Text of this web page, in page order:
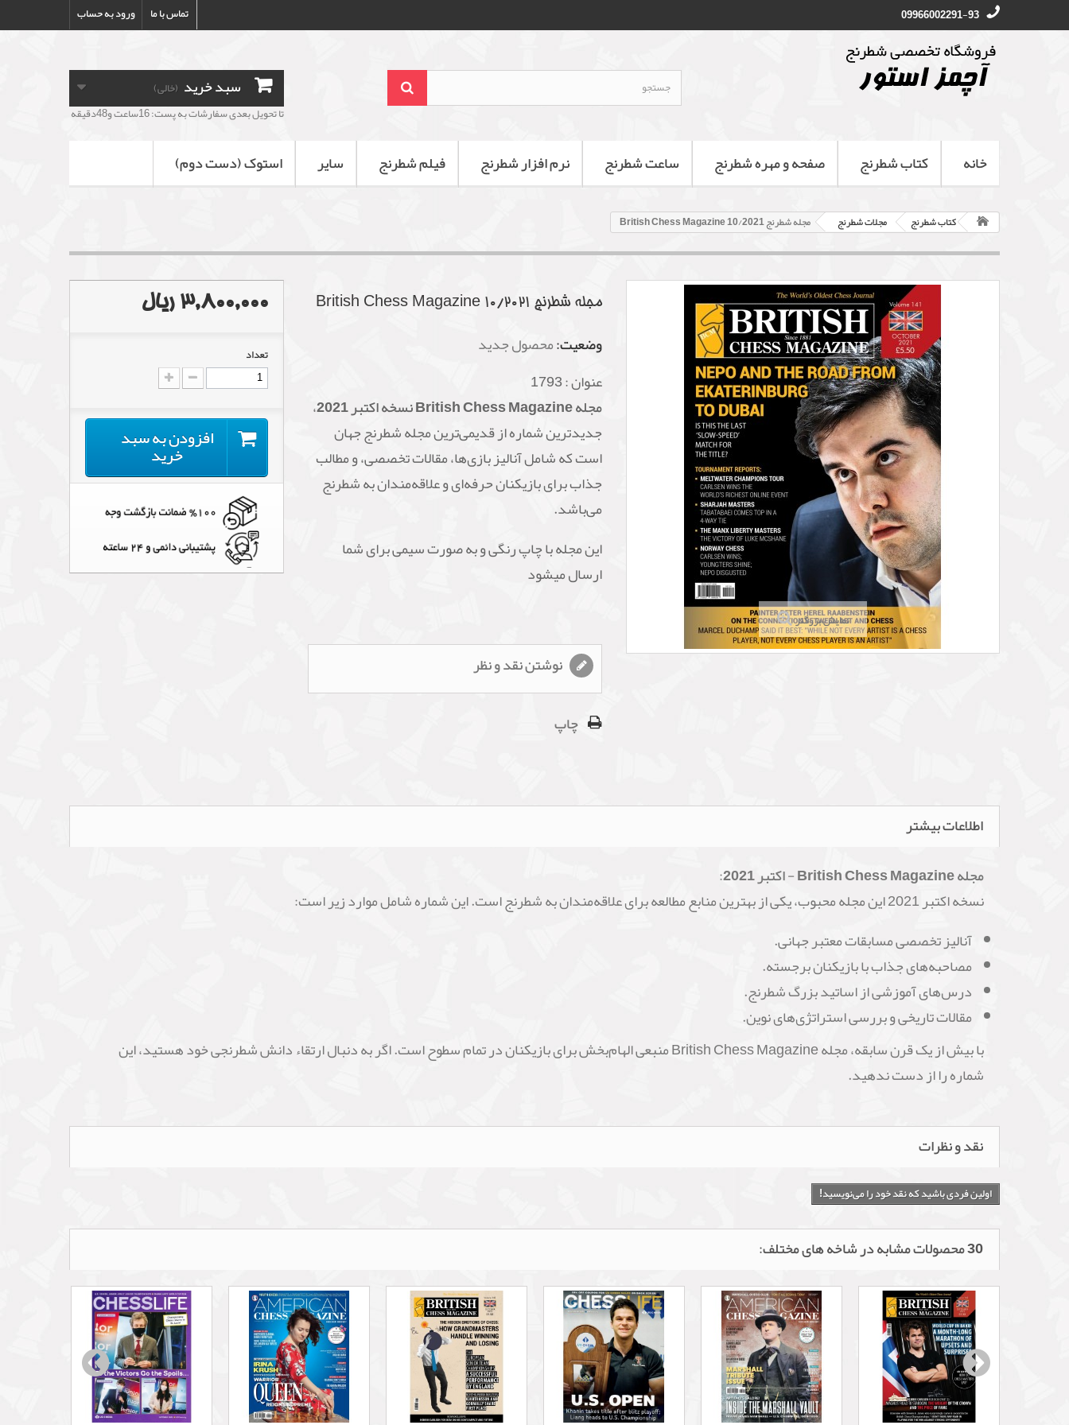
ورود به حساب تماس با ما 09966002291-93
سبد خرید (خالی)
تا تحویل بعدی سفارشات به پست: 16ساعت و48دقیقه
خانه کتاب شطرنج صفحه و مهره شطرنج ساعت شطرنج نرم افزار شطرنج فیلم شطرنج سایر استوک (دست دوم)
کتاب شطرنج مجلات شطرنج مجله شطرنج British Chess Magazine 10/2021
نمایش بزرگتر
مجله شطرنج British Chess Magazine 10/2021
وضعیت:محصول جدید
عنوان :1793
مجله British Chess Magazine نسخه اکتبر 2021
،
جدیدترین شماره از قدیمی‌ترین مجله شطرنج جهان
است که شامل آنالیز بازی‌ها، مقالات تخصصی، و مطالب
جذاب برای بازیکنان حرفه‌ای و علاقه‌مندان به شطرنج
می‌باشد.
این مجله با چاپ رنگی و به صورت سیمی برای شما
ارسال میشود
نوشتن نقد و نظر
چاپ
3,800,000 ریال
تعداد
افزودن به سبد
خرید
اطلاعات بیشتر
مجله British Chess Magazine - اکتبر 2021
:
نسخه اکتبر 2021 این مجله محبوب، یکی از بهترین منابع مطالعه برای علاقه‌مندان به شطرنج است. این شماره شامل موارد زیر است:
آنالیز تخصصی مسابقات معتبر جهانی.
مصاحبه‌های جذاب با بازیکنان برجسته.
درس‌های آموزشی از اساتید بزرگ شطرنج.
مقالات تاریخی و بررسی استراتژی‌های نوین.
با بیش از یک قرن سابقه، مجله British Chess Magazine منبعی الهام‌بخش برای بازیکنان در تمام سطوح است. اگر به دنبال ارتقاء دانش شطرنجی خود هستید، این
شماره را از دست ندهید.
نقد و نظرات
اولین فردی باشید که نقد خود را می‌نویسید!
30 محصولات مشابه در شاخه های مختلف: